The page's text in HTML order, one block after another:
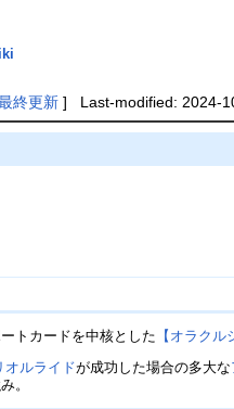
終更新] Last-modified: 2024-
トカードを中核とした 【オラクル
オルライドが成功した場合の多大な
。